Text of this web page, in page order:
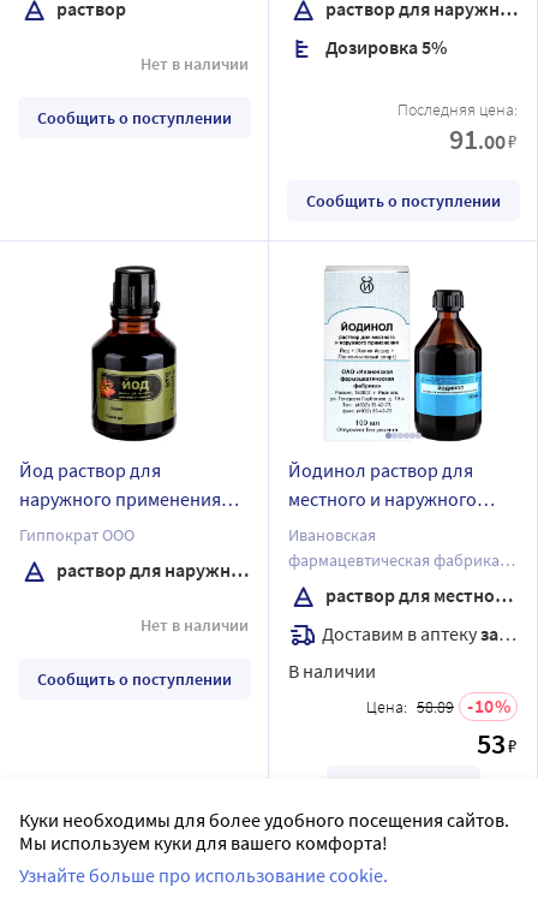
раствор
Нет в наличии
Сообщить о поступлении
раствор для наружного применения спиртовой
Дозировка 5%
Последняя цена:
91.00₽
Сообщить о поступлении
Йод раствор для
наружного применения
спиртовой 10 мл флакон
Гиппократ ООО
раствор для наружного применения спиртовой
Нет в наличии
Сообщить о поступлении
Йодинол раствор для
местного и наружного
применения 100 мл
Ивановская
фармацевтическая фабрика
ОАО
раствор для местного и наружного применения
Доставим в аптекузавтра
В наличии
Цена: 58.89 10
53₽
Куки необходимы для более удобного посещения сайтов.
Мы используем куки для вашего комфорта!
Узнайте больше про использование cookie.